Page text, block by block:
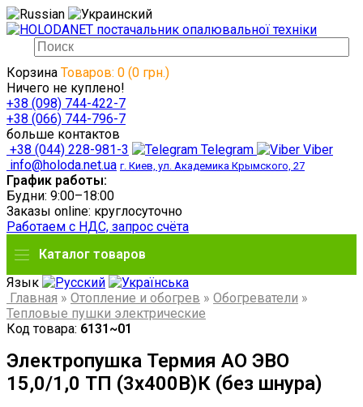
Корзина Товаров: 0 (0 грн.)
Ничего не куплено!
+38 (098) 744-422-7
+38 (066) 744-796-7
больше контактов
+38 (044) 228-981-3
Telegram
Viber
info@holoda.net.ua г. Киев, ул. Академика Крымского, 27
График работы:
Будни: 9:00–18:00
Заказы online: круглосуточно
Работаем с НДС, запрос счёта
Каталог товаров
Язык
Главная » Отопление и обогрев » Обогреватели »
Тепловые пушки электрические
Код товара: 6131~01
Электропушка Термия АО ЭВО
15,0/1,0 ТП (3х400В)К (без шнура)